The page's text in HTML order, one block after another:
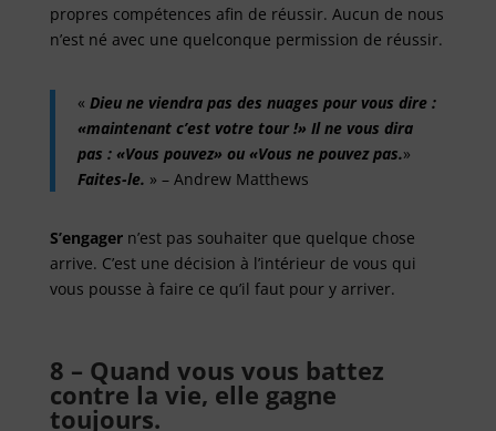
propres compétences afin de réussir. Aucun de nous
n’est né avec une quelconque permission de réussir.
« Dieu ne viendra pas des nuages pour vous dire :
«maintenant c’est votre tour !» Il ne vous dira
pas : «Vous pouvez» ou «Vous ne pouvez pas.»
Faites-le. » – Andrew Matthews
S’engagern’est pas souhaiter que quelque chose
arrive. C’est une décision à l’intérieur de vous qui
vous pousse à faire ce qu’il faut pour y arriver.
8 – Quand vous vous battez
contre la vie, elle gagne
toujours.